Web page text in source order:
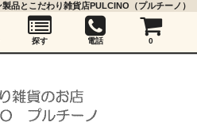
品とこだわり雑貨店PULCINO（プルチーノ）
探す 電話 0